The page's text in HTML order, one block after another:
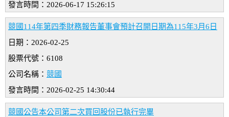
發言時間：2026-06-17 15:26:15
競國114年第四季財務報告董事會預計召開日期為115年3月6日
日期：2026-02-25
股票代號：6108
公司名稱： 競國
發言時間：2026-02-25 14:30:44
競國公告本公司第二次買回股份已執行完畢